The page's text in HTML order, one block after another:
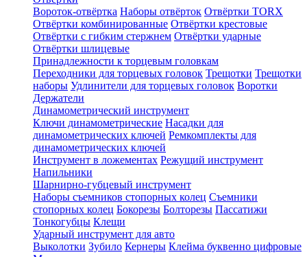
Вороток-отвёртка Наборы отвёрток Отвёртки TORX
Отвёртки комбинированные Отвёртки крестовые
Отвёртки с гибким стержнем Отвёртки ударные
Отвёртки шлицевые
Принадлежности к торцевым головкам
Переходники для торцевых головок Трещотки Трещотки
наборы Удлинители для торцевых головок Воротки
Держатели
Динамометрический инструмент
Ключи динамометрические Насадки для
динамометрических ключей Ремкомплекты для
динамометрических ключей
Инструмент в ложементах Режущий инструмент
Напильники
Шарнирно-губцевый инструмент
Наборы съемников стопорных колец Съемники
стопорных колец Бокорезы Болторезы Пассатижи
Тонкогубцы Клещи
Ударный инструмент для авто
Выколотки Зубило Кернеры Клейма буквенно цифровые